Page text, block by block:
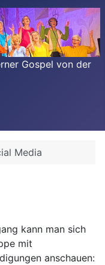
Gospel von der
Media
kann man sich
mit
anschauen: